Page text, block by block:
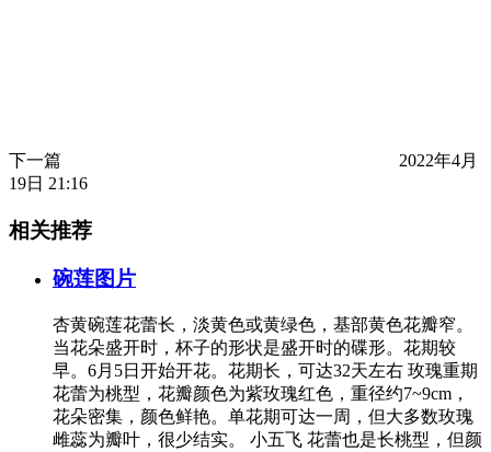
下一篇
2022年4月
19日 21:16
相关推荐
碗莲图片
杏黄碗莲花蕾长，淡黄色或黄绿色，基部黄色花瓣窄。
当花朵盛开时，杯子的形状是盛开时的碟形。花期较
早。6月5日开始开花。花期长，可达32天左右 玫瑰重期
花蕾为桃型，花瓣颜色为紫玫瑰红色，重径约7~9cm，
花朵密集，颜色鲜艳。单花期可达一周，但大多数玫瑰
雌蕊为瓣叶，很少结实。 小五飞 花蕾也是长桃型，但颜